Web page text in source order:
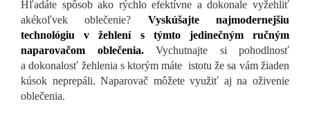
Hľadáte spôsob ako rýchlo efektívne a dokonale vyžehliť
akékoľvek oblečenie? Vyskúšajte najmodernejšiu
technológiu v žehlení s týmto jedinečným ručným
naparovačom oblečenia.Vychutnajte si pohodlnosť
a dokonalosť žehlenia s ktorým máte istotu že sa vám žiaden
kúsok neprepáli. Naparovač môžete využiť aj na oživenie
oblečenia.